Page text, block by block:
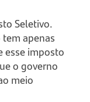
Seletivo.
tem apenas
esse imposto
o governo
meio